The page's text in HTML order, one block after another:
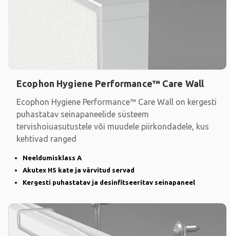
Ecophon Hygiene Performance™ Care Wall
Ecophon Hygiene Performance™ Care Wall on kergesti
puhastatav seinapaneelide süsteem
tervishoiuasutustele või muudele piirkondadele, kus
kehtivad ranged
Neeldumisklass A
Akutex HS kate ja värvitud servad
Kergesti puhastatav ja desinfitseeritav seinapaneel